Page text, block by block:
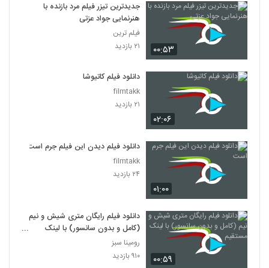
۰۰:۵۳
جدیدترین تیزر فیلم مرد بازنده با
هنرنمایی جواد عزتی
فیلم ترین
۲۱ بازدید
۰۲:۰۶
دانلود فیلم کاتیوشا
filmtakk
۲۱ بازدید
۰۱:۰۰
دانلود فیلم دیدن این فیلم جرم است
filmtakk
۲۴ بازدید
۰۰:۵۹
دانلود فیلم رایگان متری شیش و نیم
(کامل و بدون سانسور) با لینک
مستقیم
رومینا سبز
۹۱۰ بازدید